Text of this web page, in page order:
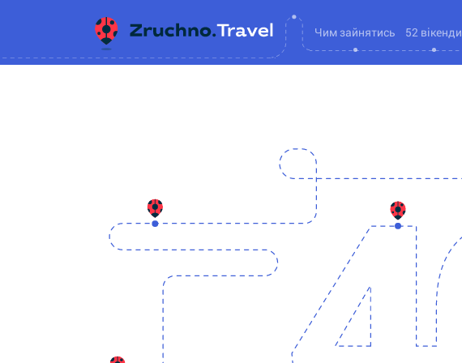
Чим зайнятись 52 вікенди